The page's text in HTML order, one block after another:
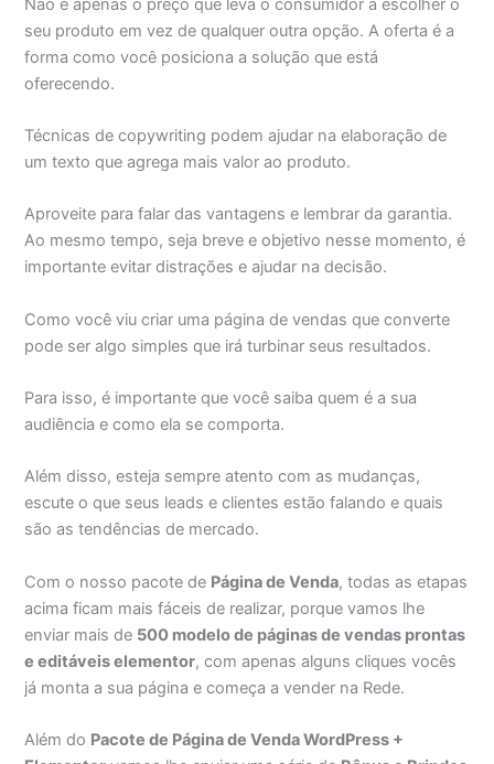
Não é apenas o preço que leva o consumidor a escolher o
seu produto em vez de qualquer outra opção. A oferta é a
forma como você posiciona a solução que está
oferecendo.
Técnicas de copywriting podem ajudar na elaboração de
um texto que agrega mais valor ao produto.
Aproveite para falar das vantagens e lembrar da garantia.
Ao mesmo tempo, seja breve e objetivo nesse momento, é
importante evitar distrações e ajudar na decisão.
Como você viu criar uma página de vendas que converte
pode ser algo simples que irá turbinar seus resultados.
Para isso, é importante que você saiba quem é a sua
audiência e como ela se comporta.
Além disso, esteja sempre atento com as mudanças,
escute o que seus leads e clientes estão falando e quais
são as tendências de mercado.
Com o nosso pacote de Página de Venda, todas as etapas
acima ficam mais fáceis de realizar, porque vamos lhe
enviar mais de 500 modelo de páginas de vendas prontas
e editáveis elementor, com apenas alguns cliques vocês
já monta a sua página e começa a vender na Rede.
Além do Pacote de Página de Venda WordPress +